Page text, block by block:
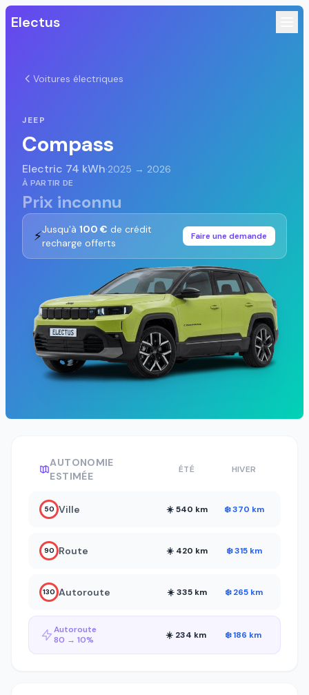
Electus
Voitures électriques
JEEP
Compass
Electric 74 kWh·2025 → 2026
À PARTIR DE
Prix inconnu
⚡Jusqu'à 100 € de crédit
recharge offerts
Faire une demande
AUTONOMIE
ESTIMÉE
ÉTÉ HIVER
50 Ville ☀️ 540 km ❄️ 370 km
90 Route ☀️ 420 km ❄️ 315 km
130 Autoroute ☀️ 335 km ❄️ 265 km
Autoroute
80 → 10%
☀️ 234 km ❄️ 186 km